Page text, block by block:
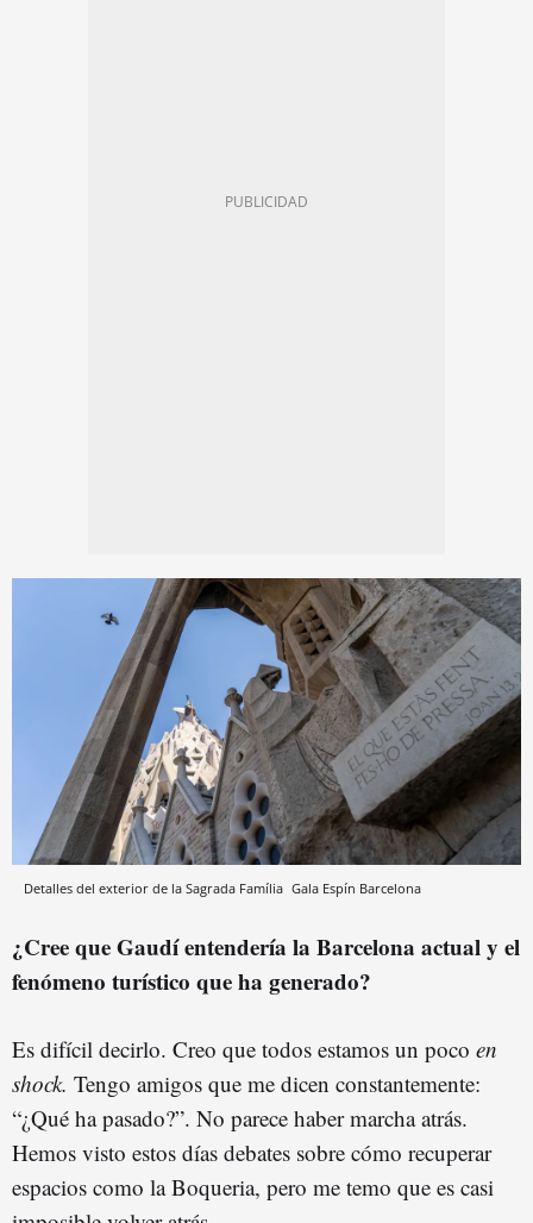
Detalles del exterior de la Sagrada Família Gala Espín Barcelona
¿Cree que Gaudí entendería la Barcelona actual y el
fenómeno turístico que ha generado?
Es difícil decirlo. Creo que todos estamos un poco en
shock. Tengo amigos que me dicen constantemente:
“¿Qué ha pasado?”. No parece haber marcha atrás.
Hemos visto estos días debates sobre cómo recuperar
espacios como la Boqueria, pero me temo que es casi